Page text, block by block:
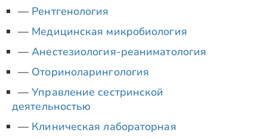
Рентгенология
Медицинская микробиология
Анестезиология-реаниматология
Оториноларингология
Управление сестринской
деятельностью
Клиническая лабораторная